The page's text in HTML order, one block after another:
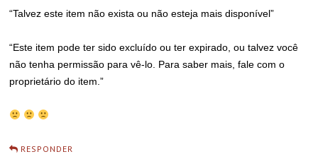
“Talvez este item não exista ou não esteja mais disponível”
“Este item pode ter sido excluído ou ter expirado, ou talvez você
não tenha permissão para vê-lo. Para saber mais, fale com o
proprietário do item.”
RESPONDER